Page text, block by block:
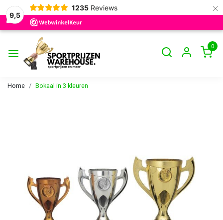
9,5
1235 Reviews ×
0
Home Bokaal in 3 kleuren
Vorige